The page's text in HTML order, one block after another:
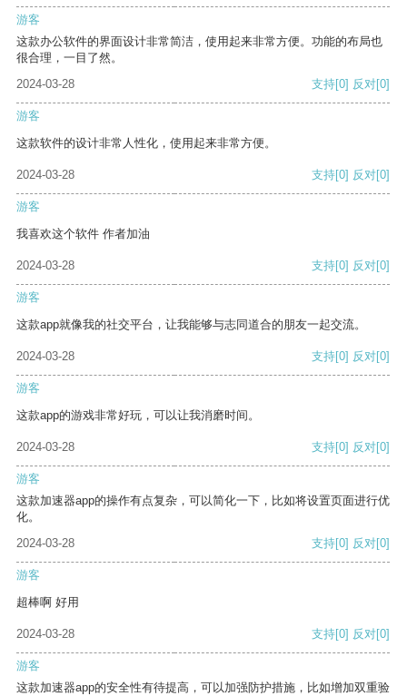
游客
这款办公软件的界面设计非常简洁，使用起来非常方便。功能的布局也
很合理，一目了然。
2024-03-28
支持[0] 反对[0]
游客
这款软件的设计非常人性化，使用起来非常方便。
2024-03-28 支持[0] 反对[0]
游客
我喜欢这个软件 作者加油
2024-03-28 支持[0] 反对[0]
游客
这款app就像我的社交平台，让我能够与志同道合的朋友一起交流。
2024-03-28 支持[0] 反对[0]
游客
这款app的游戏非常好玩，可以让我消磨时间。
2024-03-28 支持[0] 反对[0]
游客
这款加速器app的操作有点复杂，可以简化一下，比如将设置页面进行优
化。
2024-03-28
支持[0] 反对[0]
游客
超棒啊 好用
2024-03-28 支持[0] 反对[0]
游客
这款加速器app的安全性有待提高，可以加强防护措施，比如增加双重验